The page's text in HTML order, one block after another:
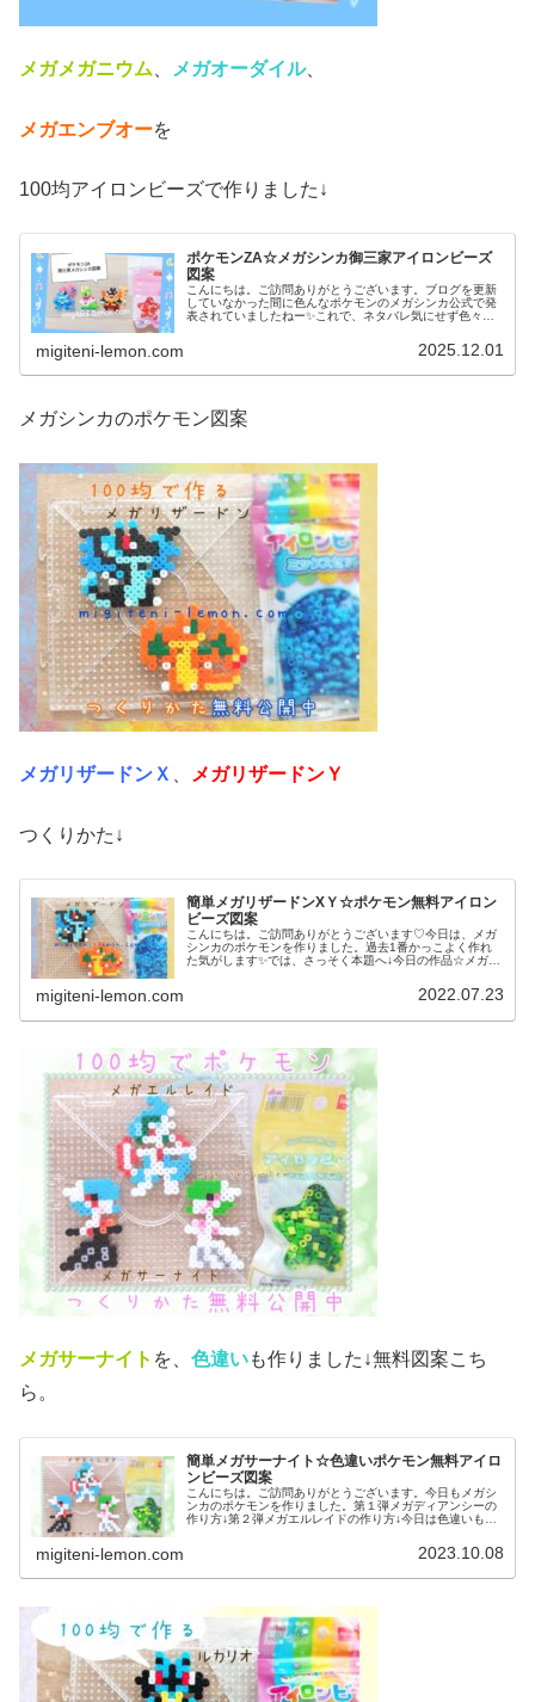
メガメガニウム メガオーダイル、
メガエンブオーを
100均アイロンビーズで作りました↓
ポケモンZA☆メガシンカ御三家アイロンビーズ
図案
こんにちは。ご訪問ありがとうございます。ブログを更新
していなかった間に色んなポケモンのメガシンカ公式で発
表されていましたねー✨️これで、ネタバレ気にせず色々、
migiteni-lemon.com 2025.12.01
メガシンカのポケモン図案
メガリザードンＸ メガリザードンＹ
つくりかた↓
簡単メガリザードンXＹ☆ポケモン無料アイロン
ビーズ図案
こんにちは。ご訪問ありがとうございます♡今日は、メガ
シンカのポケモンを作りました。過去1番かっこよく作れ
た気がします✨では、さっそく本題へ↓今日の作品☆メガリ
migiteni-lemon.com 2022.07.23
メガサーナイト を、 色違いも作りました↓無料図案こち
ら。
簡単メガサーナイト☆色違いポケモン無料アイロ
ンビーズ図案
こんにちは。ご訪問ありがとうございます。今日もメガシ
ンカのポケモンを作りました。第１弾メガディアンシーの
作り方↓第２弾メガエルレイドの作り方↓今日は色違いも作
migiteni-lemon.com 2023.10.08